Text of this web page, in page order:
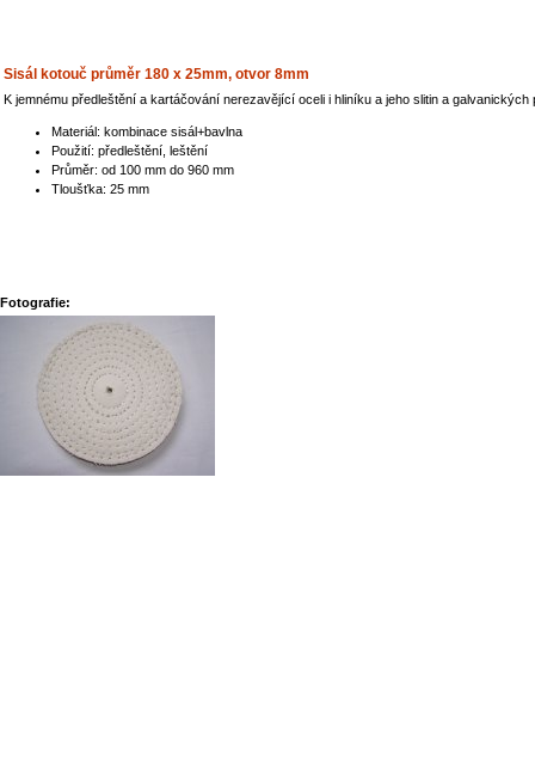
Sisál kotouč průměr 180 x 25mm, otvor 8mm
K jemnému předleštění a kartáčování nerezavějící oceli i hliníku a jeho slitin a galvanických
Materiál: kombinace sisál+bavlna
Použití: předleštění, leštění
Průměr: od 100 mm do 960 mm
Tloušťka: 25 mm
Fotografie: